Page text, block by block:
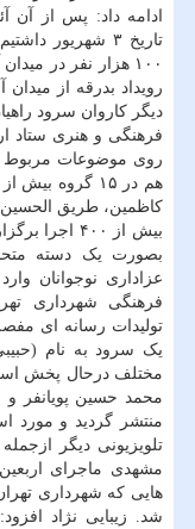
ادامه داد: پس از آن
تاریخ ۳ شهریور
۱۰۰ هزار نفر در
رویداد بدرقه از میدان
دیگر کاروان سرود
فرهنگی و هنری ستاد
روی موضوعات مربوط
کاظمین، طریق الحسین
بیش از ۴۰۰
بصورت یک دسته
عزاداری نوجوانان
فرهنگی شهرداری
تولیدات رسانه ای
یک سرود به نام
مختلف درحال پخش است.
محمد حسین پویانفر و
منتشر گردید و مورد
تلویزیونی دیگر
مشهدی ماجرای
هایی که شهرداری
شد. زیبایی نژاد